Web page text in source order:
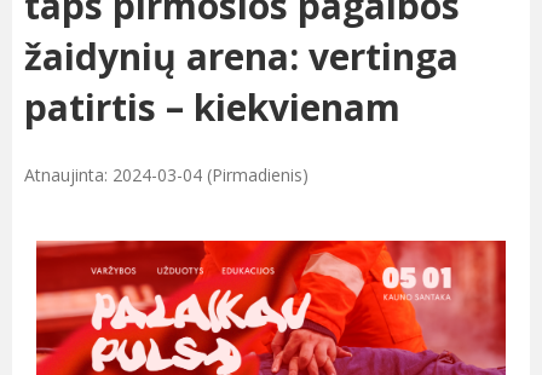
žaidynių arena: vertinga
patirtis – kiekvienam
Atnaujinta: 2024-03-04 (Pirmadienis)